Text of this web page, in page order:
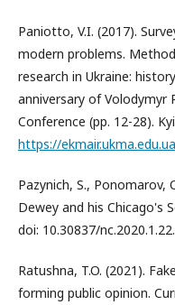
Paniotto, V.I. (2017).
modern problems.
research in Ukraine:
anniversary of Volodymyr
Conference (pp. 12-28).
https://
Pazynich, S., Ponomarov,
Dewey and his Chicago's
doi: 10.30837/nc.2020.1.22.
Ratushna, T.O. (2021).
forming public opinion.